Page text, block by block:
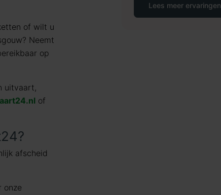
of wilt u
Neemt
op
uitvaart,
of
afscheid
onze
Lees meer ervaringen